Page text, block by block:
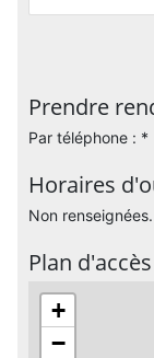
Prendre
Par téléphone : *
Horaires
Non
Plan d'accès
+
−